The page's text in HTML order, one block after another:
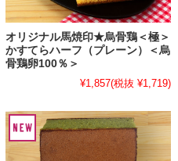
オリジナル馬焼印★烏骨鶏＜極＞
かすてらハーフ（プレーン）＜烏
骨鶏卵100％＞
¥1,857(税抜 ¥1,719)